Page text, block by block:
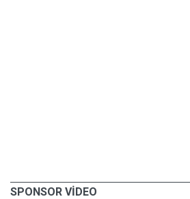
SPONSOR VİDEO